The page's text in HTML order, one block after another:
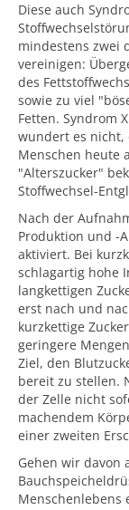
Diese auch
mindestens zwei
vereinigen:
des
sowie zu viel
Fetten. Syndrom
wundert es nicht,
Menschen heute
"Alterszucker"
Stoffwechsel-
Nach der
Produktion und -
aktiviert. Bei
schlagartig hohe
langkettigen
erst nach und
kurzkettige
geringere
Ziel, den
bereit zu stellen.
der Zelle nicht
machendem
einer zweiten
Gehen wir davon
Menschenlebens